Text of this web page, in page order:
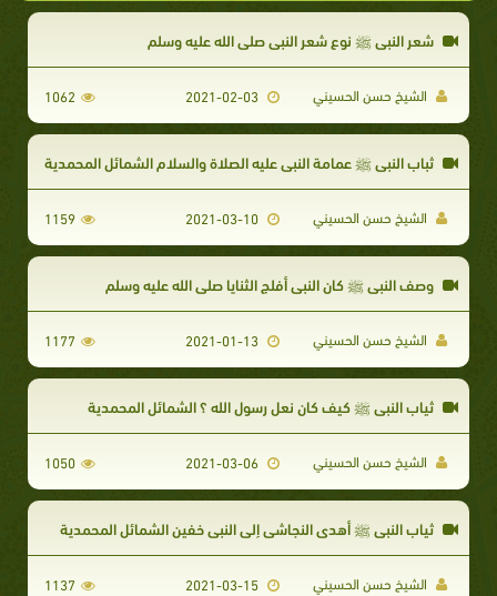
شعر النبي ﷺ نوع شعر النبي صلى الله عليه وسلم
الشيخ حسن الحسيني 2021-02-03
1062
ثباب النبي ﷺ عمامة النبي عليه الصلاة والسلام الشمائل المحمدية
الشيخ حسن الحسيني 2021-03-10
1159
وصف النبي ﷺ كان النبي أفلج الثنايا صلى الله عليه وسلم
الشيخ حسن الحسيني 2021-01-13
1177
ثياب النبي ﷺ كيف كان نعل رسول الله ؟ الشمائل المحمدية
الشيخ حسن الحسيني 2021-03-06
1050
ثياب النبي ﷺ أهدى النجاشي إلى النبي خفين الشمائل المحمدية
الشيخ حسن الحسيني 2021-03-15
1137